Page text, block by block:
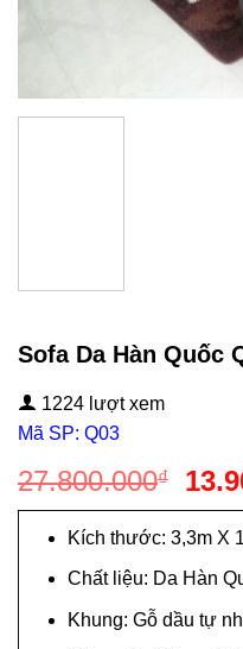
Sofa Da Hàn Quốc
1224 lượt xem
Mã SP: Q03
27.800.000₫
Giá
gốc
là:
Kích thước: 3,3m X
Chất liệu: Da Hàn
Khung: Gỗ dầu tự